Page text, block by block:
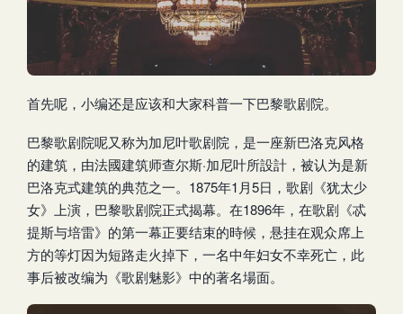
首先呢，小编还是应该和大家科普一下巴黎歌剧院。
巴黎歌剧院呢又称为加尼叶歌剧院，是一座新巴洛克风格
的建筑，由法國建筑师查尔斯·加尼叶所設計，被认为是新
巴洛克式建筑的典范之一。1875年1月5日，歌剧《犹太少
女》上演，巴黎歌剧院正式揭幕。在1896年，在歌剧《忒
提斯与培雷》的第一幕正要结束的時候，悬挂在观众席上
方的等灯因为短路走火掉下，一名中年妇女不幸死亡，此
事后被改编为《歌剧魅影》中的著名場面。